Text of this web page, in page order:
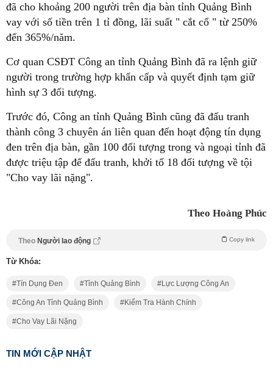
đã cho khoảng 200 người trên địa bàn tỉnh Quảng Bình
vay với số tiền trên 1 tỉ đồng, lãi suất " cắt cổ " từ 250%
đến 365%/năm.
Cơ quan CSĐT Công an tỉnh Quảng Bình đã ra lệnh giữ
người trong trường hợp khẩn cấp và quyết định tạm giữ
hình sự 3 đối tượng.
Trước đó, Công an tỉnh Quảng Bình cũng đã đấu tranh
thành công 3 chuyên án liên quan đến hoạt động tín dụng
đen trên địa bàn, gần 100 đối tượng trong và ngoại tỉnh đã
được triệu tập để đấu tranh, khởi tố 18 đối tượng về tội
"Cho vay lãi nặng".
Theo Hoàng Phúc
Theo Người lao động Copy link
Từ Khóa:
Tín Dụng Đen Tỉnh Quảng Bình Lực Lượng Công An
Công An Tỉnh Quảng Bình Kiểm Tra Hành Chính
Cho Vay Lãi Nặng
TIN MỚI CẬP NHẬT